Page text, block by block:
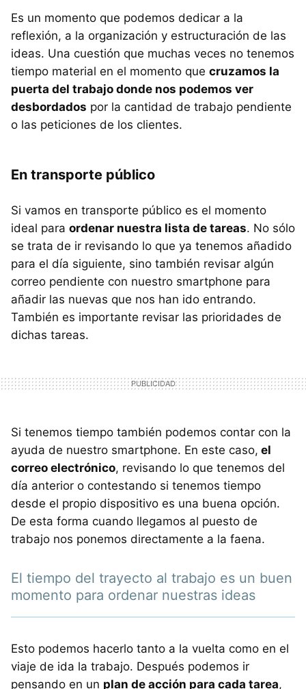
Es un momento que podemos dedicar a la
reflexión, a la organización y estructuración de las
ideas. Una cuestión que muchas veces no tenemos
tiempo material en el momento que cruzamos la
puerta del trabajo donde nos podemos ver
desbordados por la cantidad de trabajo pendiente
o las peticiones de los clientes.
En transporte público
Si vamos en transporte público es el momento
ideal para ordenar nuestra lista de tareas. No sólo
se trata de ir revisando lo que ya tenemos añadido
para el día siguiente, sino también revisar algún
correo pendiente con nuestro smartphone para
añadir las nuevas que nos han ido entrando.
También es importante revisar las prioridades de
dichas tareas.
Si tenemos tiempo también podemos contar con la
ayuda de nuestro smartphone. En este caso, el
correo electrónico, revisando lo que tenemos del
día anterior o contestando si tenemos tiempo
desde el propio dispositivo es una buena opción.
De esta forma cuando llegamos al puesto de
trabajo nos ponemos directamente a la faena.
El tiempo del trayecto al trabajo es un buen
momento para ordenar nuestras ideas
Esto podemos hacerlo tanto a la vuelta como en el
viaje de ida la trabajo. Después podemos ir
pensando en un plan de acción para cada tarea,